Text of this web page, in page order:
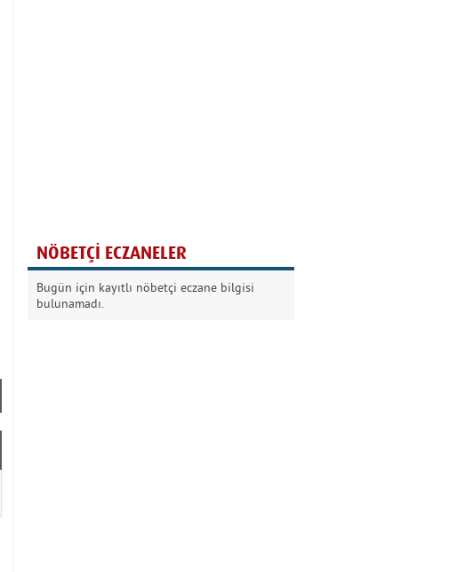
Kurban Bayramında
Dikkat!
NÖBETÇİ ECZANELER
Bugün için kayıtlı nöbetçi eczane bilgisi
bulunamadı.